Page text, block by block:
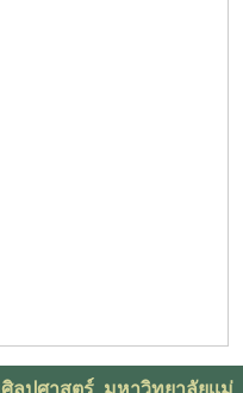
ปศาสตร์ มหาวิทยาลัยเเม่